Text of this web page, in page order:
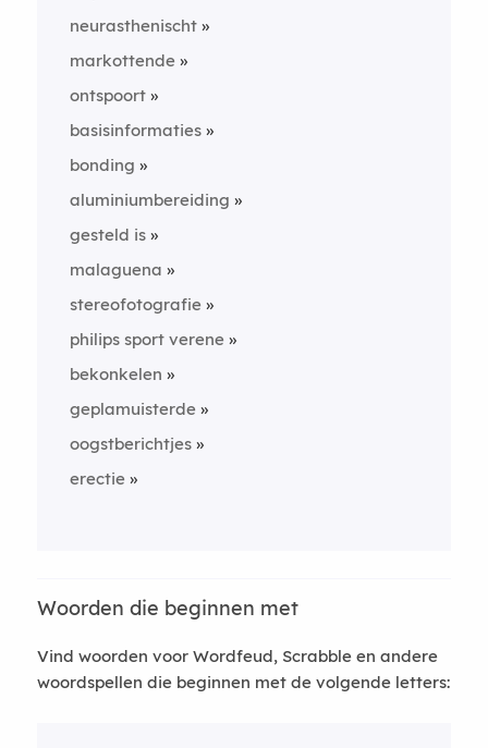
neurasthenischt
markottende
ontspoort
basisinformaties
bonding
aluminiumbereiding
gesteld is
malaguena
stereofotografie
philips sport verene
bekonkelen
geplamuisterde
oogstberichtjes
erectie
Woorden die beginnen met
Vind woorden voor Wordfeud, Scrabble en andere
woordspellen die beginnen met de volgende letters: